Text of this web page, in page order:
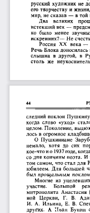
русский  художник  не
его  творчеству  и
мир,  не сказав  — в
Два
великих
истекший век —
ко  было  менее
искренних?—  Не
Россия XX века —
Речь Блока доносилась
слышна  в  другой, в
столь  же
44
следний  поклон
когда  слово  «уход»
целом-.  Поколение,
лось в  огромное
О  Пушкиниане
немало,
хотя  до  сих
кое-что и о 1937 годе,
со дня  кончины  поэта.  И
том самом,  что стал для
юбилеем.  Для  большей
был прощальным
Многие  из
участие.
Большой
митрополита  Анастасия
ной
Церкви, Г. В.
И.  А.  Ильина,  Е.  В.
других.
А  Иван  Бунин